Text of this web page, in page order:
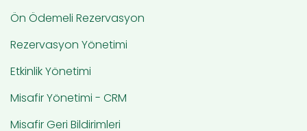
Ön Ödemeli Rezervasyon
Rezervasyon Yönetimi
Etkinlik Yönetimi
Misafir Yönetimi - CRM
Misafir Geri Bildirimleri